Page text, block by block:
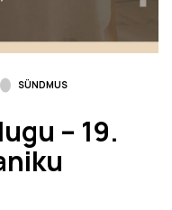
SÜNDMUS
– 19.